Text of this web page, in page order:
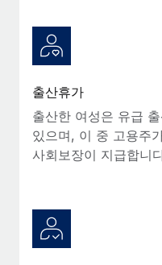
에게는 흥미롭고 전문적인
니다. 그러나 대부분의 회사
자세히 알아보기
출산휴가
출산한 여성은 유급
있으며, 이 중 고용주
사회보장이 지급합니